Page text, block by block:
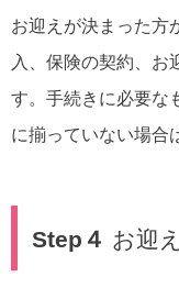
お迎えが決まった方
入、保険の契約、お
す。手続きに必要な
に揃っていない場合
Step４ お迎え